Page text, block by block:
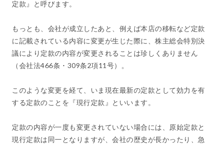
定款』と呼びます。
もっとも、会社が成立したあと、例えば本店の移転など定款
に記載されている内容に変更が生じた際に、株主総会特別決
議により定款の内容が変更されることは珍しくありません
（会社法466条・309条2項11号）。
このような変更を経て、いま現在最新の定款として効力を有
する定款のことを『現行定款』といいます。
定款の内容が一度も変更されていない場合には、原始定款と
現行定款は同一となりますが、会社の歴史が長かったり、急